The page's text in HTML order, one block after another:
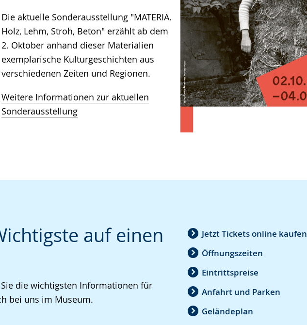
Die aktuelle Sonderausstellung "MATERIA.
Holz, Lehm, Stroh, Beton" erzählt ab dem
2. Oktober anhand dieser Materialien
exemplarische Kulturgeschichten aus
verschiedenen Zeiten und Regionen.
Weitere Informationen zur aktuellen
Sonderausstellung
auf einen
die wichtigsten Informationen für
bei uns im Museum.
Jetzt Tickets online kaufen
Öffnungszeiten
Eintrittspreise
Anfahrt und Parken
Geländeplan